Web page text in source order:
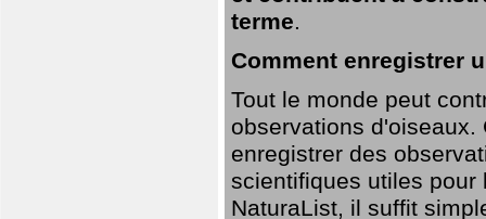
terme.
Comment enregistrer
Tout le monde peut
observations
enregistrer des
scientifiques utiles pour
NaturaList, il suffit